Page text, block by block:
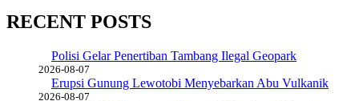
RECENT POSTS
Polisi Gelar Penertiban Tambang Ilegal Geopark
2026-08-07
Erupsi Gunung Lewotobi Menyebarkan Abu Vulkanik
2026-08-07